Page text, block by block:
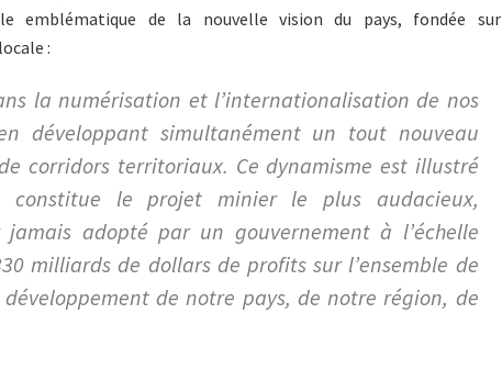
emblématique de la nouvelle vision du pays, fondée sur
:
la numérisation et l’internationalisation de nos
développant simultanément un tout nouveau
corridors territoriaux. Ce dynamisme est illustré
constitue le projet minier le plus audacieux,
adopté par un gouvernement à l’échelle
milliards de dollars de profits sur l’ensemble de
de notre pays, de notre région, de